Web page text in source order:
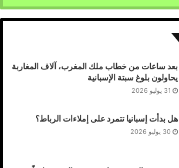
بعد ساعات من خطاب ملك المغرب، آلاف المغاربة
يحاولون بلوغ سبتة الإسبانية
31 يوليو 2026
هل بدأت إسبانيا تتمرد على إملاءات الرباط؟
30 يوليو 2026